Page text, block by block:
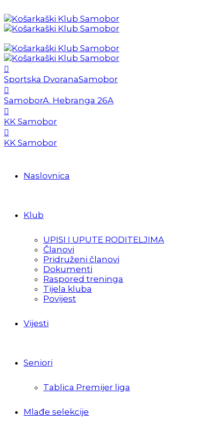
Sportska DvoranaSamobor
SamoborA. Hebranga 26A
KK Samobor
KK Samobor
Naslovnica
Klub
UPISI I UPUTE RODITELJIMA
Članovi
Pridruženi članovi
Dokumenti
Raspored treninga
Tijela kluba
Povijest
Vijesti
Seniori
Tablica Premijer liga
Mlađe selekcije